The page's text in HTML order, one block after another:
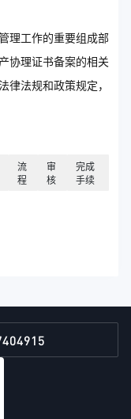
理工作的重要组成部
协理证书备案的相关
律法规和政策规定，
流
程
审
核
完成
手续